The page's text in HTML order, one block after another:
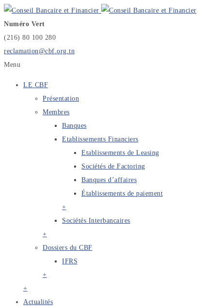
Numéro Vert
(216) 80 100 280
reclamation@cbf.org.tn
Menu
LE CBF
Présentation
Membres
Banques
Etablissements Financiers
Etablissements de Leasing
Sociétés de Factoring
Banques d’affaires
Établissements de paiement
+
Sociétés Interbancaires
+
Dossiers du CBF
IFRS
+
+
Actualités